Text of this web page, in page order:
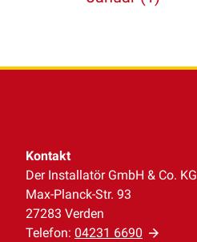
Kontakt
Der Installatör GmbH & Co. KG
Max-Planck-Str. 93
27283 Verden
Telefon: 04231 6690